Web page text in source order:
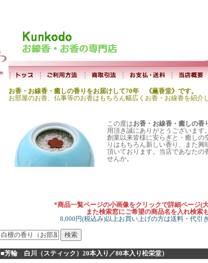
お香・お線香・癒しの香りをお届けして70年 《薫香堂》です。
お部屋のお香、仏事等のお香はもちろん幅広くお香・お線香を紹介
この度はお香・お線香・癒しの香
用頂き誠にありがとうございます。
創業以来皆様に安らぎと・癒しの
りはもちろん新しい香り、また
頂いております。当店であなた
せんか。
*商品一覧ページの小画像をクリックで詳細ページ(
また検索窓にご希望の商品名を入れ検索
8,000円(税込み)以上お買い上げの方は送料・代引
■芳輪 白川（スティック）20本入り／80本入り松栄堂）